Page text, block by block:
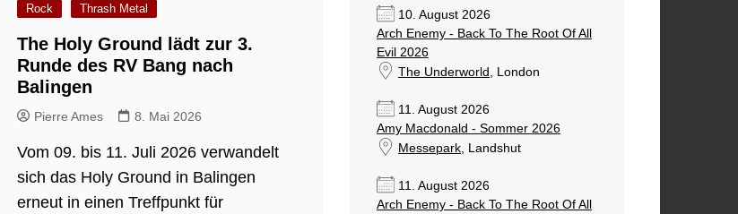
Rock Thrash Metal
The Holy Ground lädt zur 3.
Runde des RV Bang nach
Balingen
Pierre Ames 8. Mai 2026
Vom 09. bis 11. Juli 2026 verwandelt
sich das Holy Ground in Balingen
erneut in einen Treffpunkt für
10. August 2026
Arch Enemy - Back To The Root Of All
Evil 2026
The Underworld , London
11. August 2026
Amy Macdonald - Sommer 2026
Messepark, Landshut
11. August 2026
Arch Enemy - Back To The Root Of All